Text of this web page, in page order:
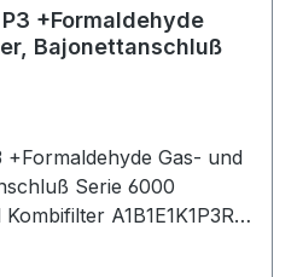
P3 +Formaldehyde
Bajonettanschluß
Serie 6000
A1B1E1K1P3R